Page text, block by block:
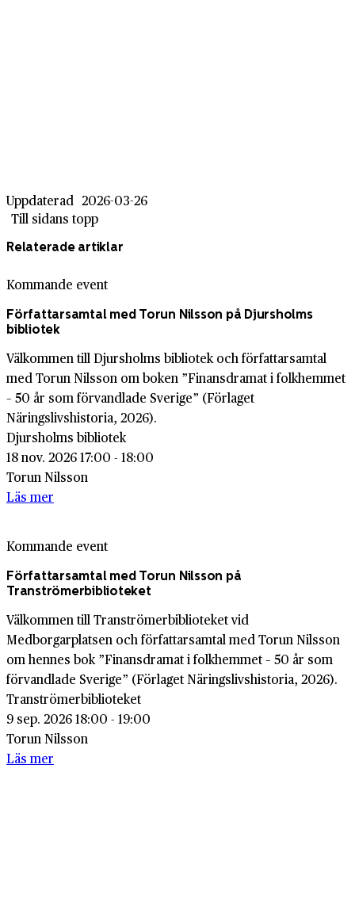
Uppdaterad 2026-03-26
Till sidans topp
Relaterade artiklar
Kommande event
Författarsamtal med Torun Nilsson på Djursholms
bibliotek
Välkommen till Djursholms bibliotek och författarsamtal
med Torun Nilsson om boken ”Finansdramat i folkhemmet
– 50 år som förvandlade Sverige” (Förlaget
Näringslivshistoria, 2026).
Djursholms bibliotek
18 nov. 2026 17:00 - 18:00
Torun Nilsson
Läs mer
Kommande event
Författarsamtal med Torun Nilsson på
Tranströmerbiblioteket
Välkommen till Tranströmerbiblioteket vid
Medborgarplatsen och författarsamtal med Torun Nilsson
om hennes bok ”Finansdramat i folkhemmet – 50 år som
förvandlade Sverige” (Förlaget Näringslivshistoria, 2026).
Tranströmerbiblioteket
9 sep. 2026 18:00 - 19:00
Torun Nilsson
Läs mer